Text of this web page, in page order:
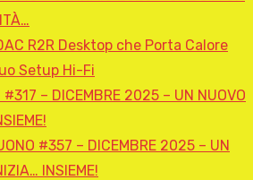
R2R Desktop che Porta Calore
Setup Hi-Fi
#317 – DICEMBRE 2025 – UN NUOVO
#357 – DICEMBRE 2025 – UN
INSIEME!